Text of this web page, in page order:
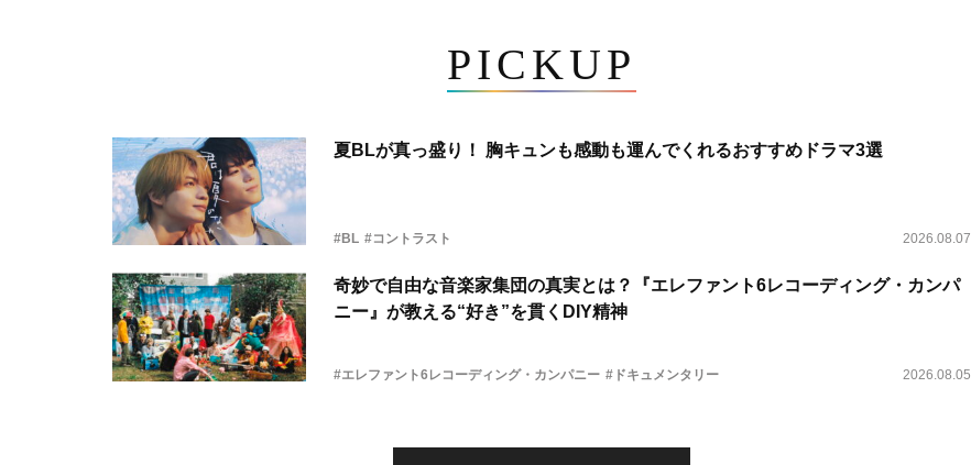
PICKUP
夏BLが真っ盛り！ 胸キュンも感動も運んでくれるおすすめドラマ3選
#BL #コントラスト 2026.08.07
奇妙で自由な音楽家集団の真実とは？『エレファント6レコーディング・カンパ
ニー』が教える“好き”を貫くDIY精神
#エレファント6レコーディング・カンパニー #ドキュメンタリー 2026.08.05